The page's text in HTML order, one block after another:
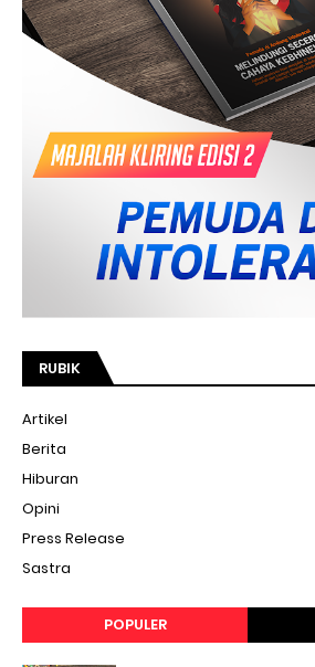
RUBIK
Artikel
Berita
Hiburan
Opini
Press Release
Sastra
POPULER